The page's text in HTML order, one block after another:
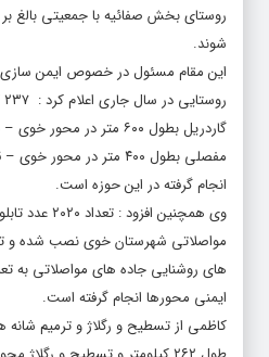
شوند.
این مقام مسئول در خصوص ایمن
گاردریل بطول ۶۰۰ متر در
مفصلی بطول ۴۰۰ متر در
انجام گرفته در این حوزه است.
وی همچنین
مواصلاتی شهرستان خوی نصب شده و
ایمنی محورها انجام گرفته است.
کاظمی از تسطیح و رگلاژ و ترمیم